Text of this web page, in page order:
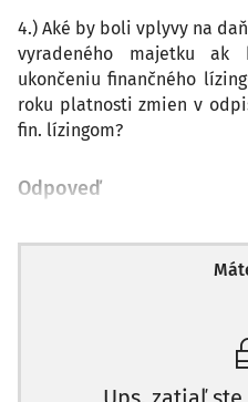
4.) Aké by boli vplyvy na
vyradeného majetku ak
ukončeniu finančného
roku platnosti zmien v
fin. lízingom?
Odpoveď